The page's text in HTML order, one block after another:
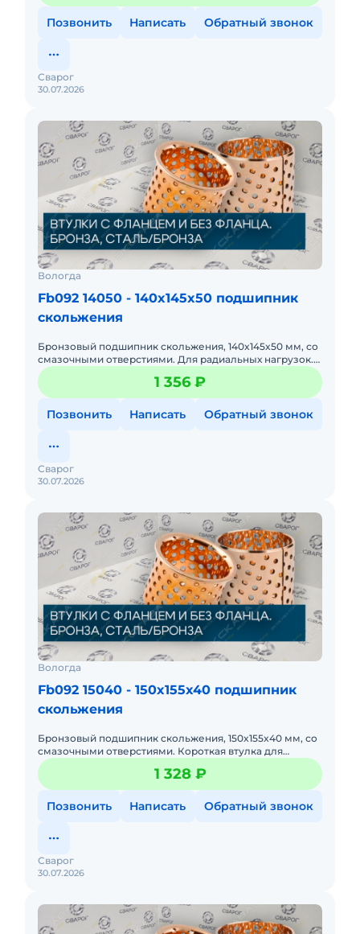
Позвонить Написать Обратный звонок
30.07.2026
Сварог
Вологда
Fb092 14050 - 140x145x50 подшипник
скольжения
Бронзовый подшипник скольжения, 140x145x50 мм, со
смазочными отверстиями. Для радиальных нагрузок.
Оптимален для конвейеров, снижает трение в узлах
качения, дол
1 356 ₽
Позвонить Написать Обратный звонок
30.07.2026
Сварог
Вологда
Fb092 15040 - 150x155x40 подшипник
скольжения
Бронзовый подшипник скольжения, 150x155x40 мм, со
смазочными отверстиями. Короткая втулка для
ограниченного пространства. Компактность, низкий
момент трения при
1 328 ₽
Позвонить Написать Обратный звонок
30.07.2026
Сварог